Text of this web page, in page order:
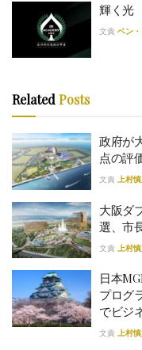
輝く光
文責 ベン
Related Posts
政府が
点の評
文責 上村
大阪ダ
選、市
文責 上村
日本
プログ
でビジ
文責 上村